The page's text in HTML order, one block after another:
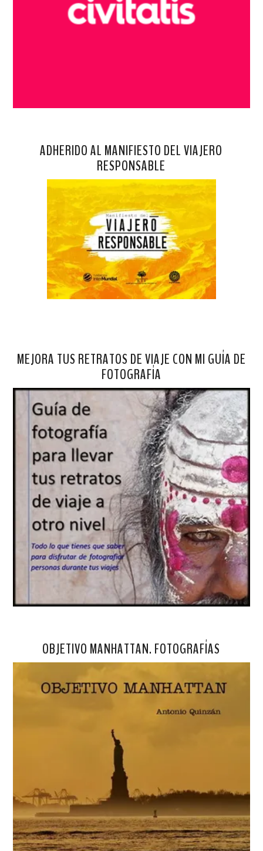
ADHERIDO AL MANIFIESTO DEL VIAJERO
RESPONSABLE
MEJORA TUS RETRATOS DE VIAJE CON MI GUÍA DE
FOTOGRAFÍA
OBJETIVO MANHATTAN. FOTOGRAFÍAS